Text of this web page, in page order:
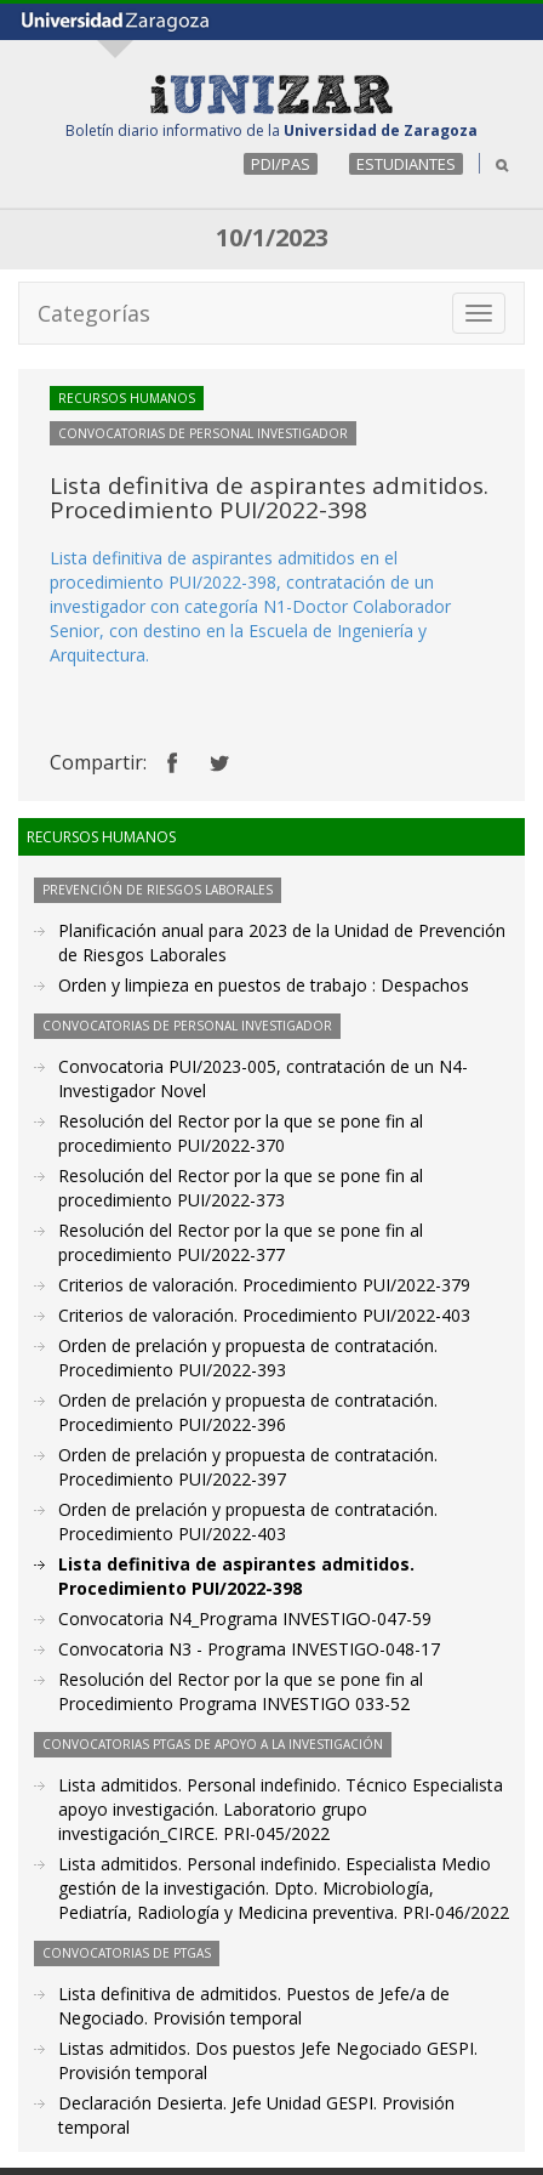
Boletín diario informativo de la Universidad de Zaragoza
PDI/PAS ESTUDIANTES
10/1/2023
Toggle
Categorías
RECURSOS HUMANOS
CONVOCATORIAS DE PERSONAL INVESTIGADOR
Lista definitiva de aspirantes admitidos.
Procedimiento PUI/2022-398
Lista definitiva de aspirantes admitidos en el
procedimiento PUI/2022-398, contratación de un
investigador con categoría N1-Doctor Colaborador
Senior, con destino en la Escuela de Ingeniería y
Arquitectura.
Compartir:
RECURSOS HUMANOS
PREVENCIÓN DE RIESGOS LABORALES
Planificación anual para 2023 de la Unidad de Prevención
de Riesgos Laborales
Orden y limpieza en puestos de trabajo : Despachos
CONVOCATORIAS DE PERSONAL INVESTIGADOR
Convocatoria PUI/2023-005, contratación de un N4-
Investigador Novel
Resolución del Rector por la que se pone fin al
procedimiento PUI/2022-370
Resolución del Rector por la que se pone fin al
procedimiento PUI/2022-373
Resolución del Rector por la que se pone fin al
procedimiento PUI/2022-377
Criterios de valoración. Procedimiento PUI/2022-379
Criterios de valoración. Procedimiento PUI/2022-403
Orden de prelación y propuesta de contratación.
Procedimiento PUI/2022-393
Orden de prelación y propuesta de contratación.
Procedimiento PUI/2022-396
Orden de prelación y propuesta de contratación.
Procedimiento PUI/2022-397
Orden de prelación y propuesta de contratación.
Procedimiento PUI/2022-403
Lista definitiva de aspirantes admitidos.
Procedimiento PUI/2022-398
Convocatoria N4_Programa INVESTIGO-047-59
Convocatoria N3 - Programa INVESTIGO-048-17
Resolución del Rector por la que se pone fin al
Procedimiento Programa INVESTIGO 033-52
CONVOCATORIAS PTGAS DE APOYO A LA INVESTIGACIÓN
Lista admitidos. Personal indefinido. Técnico Especialista
apoyo investigación. Laboratorio grupo
investigación_CIRCE. PRI-045/2022
Lista admitidos. Personal indefinido. Especialista Medio
gestión de la investigación. Dpto. Microbiología,
Pediatría, Radiología y Medicina preventiva. PRI-046/2022
CONVOCATORIAS DE PTGAS
Lista definitiva de admitidos. Puestos de Jefe/a de
Negociado. Provisión temporal
Listas admitidos. Dos puestos Jefe Negociado GESPI.
Provisión temporal
Declaración Desierta. Jefe Unidad GESPI. Provisión
temporal